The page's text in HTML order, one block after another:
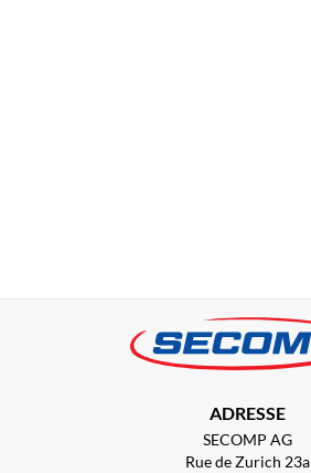
ADRESSE
SECOMP AG
Rue de Zurich 23a